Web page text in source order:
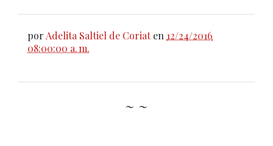
por Adelita Saltiel de Coriat en 12/24/2016
08:00:00 a. m.
~ ~